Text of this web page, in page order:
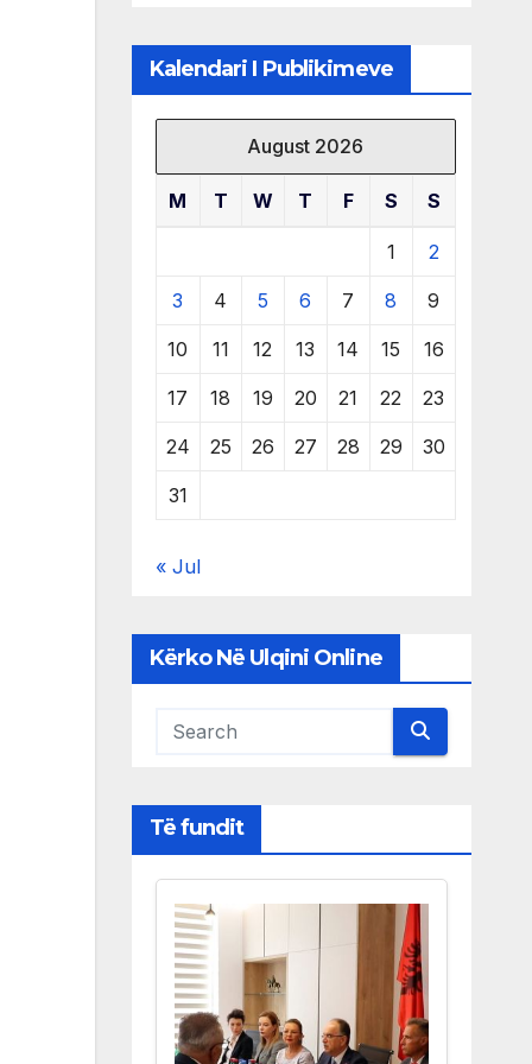
Kalendari I Publikimeve
August 2026
M T W T F S S
1 2
3 4 5 6 7 8 9
10 11 12 13 14 15 16
17 18 19 20 21 22 23
24 25 26 27 28 29 30
31
« Jul
Kërko Në Ulqini Online
Të fundit